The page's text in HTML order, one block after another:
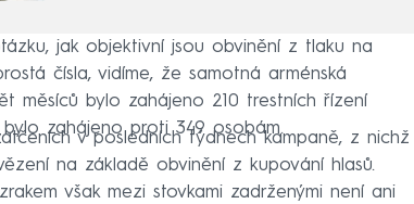
jak objektivní jsou obvinění z tlaku na
čísla, vidíme, že samotná arménská
měsíců bylo zahájeno 210 trestních řízení
zahájeno proti 349 osobám.
v posledních týdnech kampaně, z nichž
na základě obvinění z kupování hlasů.
však mezi stovkami zadrženými není ani